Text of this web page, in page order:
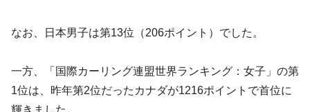
なお、日本男子は第13位（206ポイント）でした。
一方、「国際カーリング連盟世界ランキング：女子」の第
1位は、昨年第2位だったカナダが1216ポイントで首位に